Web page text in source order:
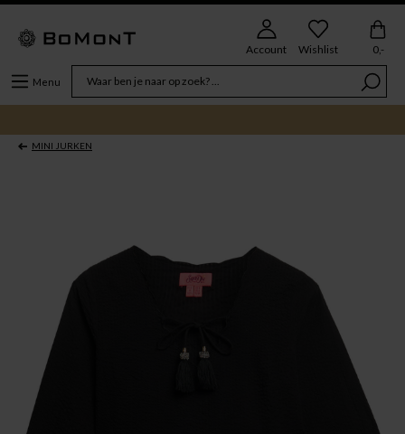
Menu
Account Wishlist 0,-
MINI JURKEN